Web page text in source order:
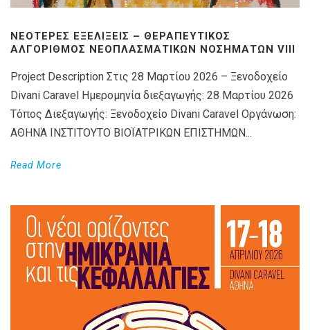
ΝΕΌΤΕΡΕΣ ΕΞΕΛΊΞΕΙΣ – ΘΕΡΑΠΕΥΤΙΚΌΣ
ΑΛΓΌΡΙΘΜΟΣ ΝΕΟΠΛΑΣΜΑΤΙΚΏΝ ΝΟΣΗΜΆΤΩΝ VIIΙ
Project Description Στις 28 Μαρτίου 2026 – Ξενοδοχείο
Divani Caravel Ημερομηνία διεξαγωγής: 28 Μαρτίου 2026
Τόπος Διεξαγωγής: Ξενοδοχείο Divani Caravel Οργάνωση:
ΑΘΗΝΆ ΙΝΣΤΙΤΟΥΤΟ ΒΙΟΪΑΤΡΙΚΩΝ ΕΠΙΣΤΗΜΩΝ...
Read More